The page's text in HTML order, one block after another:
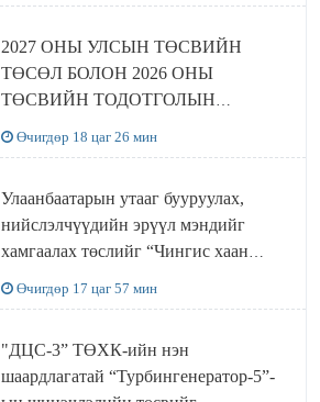
2027 ОНЫ УЛСЫН ТӨСВИЙН
ТӨСӨЛ БОЛОН 2026 ОНЫ
ТӨСВИЙН ТОДОТГОЛЫН
Өчигдөр 18 цаг 26 мин
Улаанбаатарын утааг бууруулах,
нийслэлчүүдийн эрүүл мэндийг
хамгаалах төслийг “Чингис хаан
Өчигдөр 17 цаг 57 мин
"ДЦС-3” ТӨХК-ийн нэн
шаардлагатай “Турбингенератор-5”-